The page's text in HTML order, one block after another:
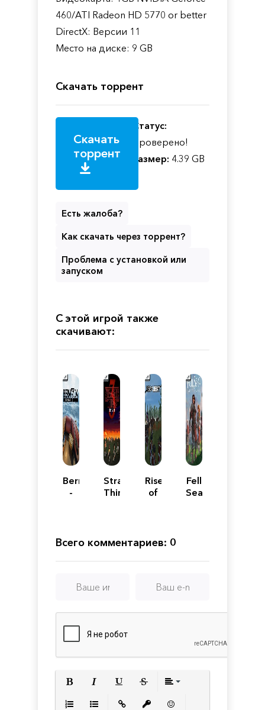
460/ATI Radeon HD 5770 or better
DirectX: Версии 11
Место на диске: 9 GB
Скачать торрент
Скачать
торрент
Статус:
Проверено!
Размер: 4.39 GB
Есть жалоба?
Как скачать через торрент?
Проблема с установкой или
запуском
С этой игрой также
скачивают:
Bermuda
-
Stranger
Things
Rise
of
Fell
Seal:
Всего комментариев: 0